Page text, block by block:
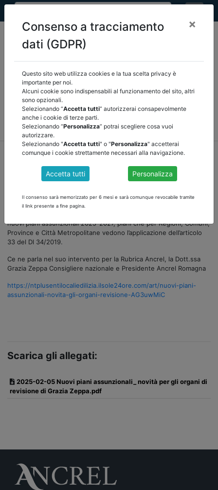
Seleziona una categoria:
COMUNICAZIONI
RASSEGNA STAMPA VEDI TUTTE
home notizie articoli ancrel/torna indietro
ORGANI DI REVISIONE di Grazia Zeppa
nuovi piani assunzionali 2025-2027, piani che per Regioni, Comuni,
Province e Città Metropolitane vedono l’applicazione dell’articolo
33 del Dl 34/2019.
Ce ne parla nel suo intervento per la Rubrica Ancrel, la Dott.ssa
Grazia Zeppa Consigliere nazionale e Presidente Ancrel Romagna
https://ntplusentilocaliedilizia.ilsole24ore.com/art/nuovi-piani-
assunzionali-novita-gli-organi-revisione-AG3uwMiC
Scarica gli allegati:
2025-02-05 Nuovi piani assunzionali_ novità per gli organi di
revisione di Grazia Zeppa.pdf
Consenso a tracciamento
dati (GDPR)
×
Questo sito web utilizza cookies e la tua scelta privacy è
importante per noi.
Alcuni cookie sono indispensabili al funzionamento del sito, altri
sono opzionali.
Selezionando “Accetta tutti” autorizzerai consapevolmente
anche i cookie di terze parti.
Selezionando “Personalizza” potrai scegliere cosa vuoi
autorizzare.
Selezionando "Accetta tutti" o "Personalizza" accetterai
comunque i cookie strettamente necessari alla navigazione.
Accetta tutti Personalizza
Il consenso sarà memorizzato per 6 mesi e sarà comunque revocabile tramite
il link presente a fine pagina.